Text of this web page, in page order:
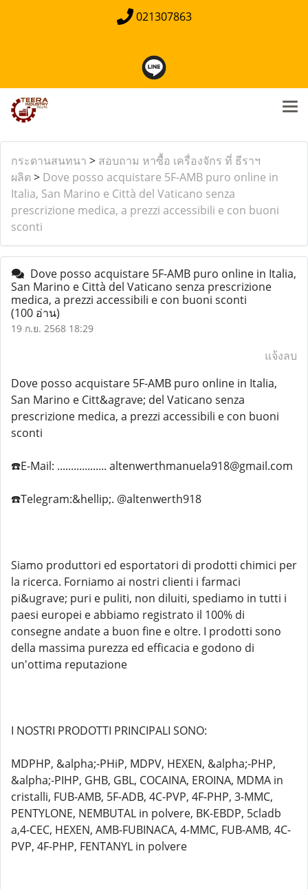
021307863
กระดานสนทนา > สอบถาม หาซื้อ เครื่องจักร ที่ ธีราฯ
ผลิต > Dove posso acquistare 5F-AMB puro online in
Italia, San Marino e Città del Vaticano senza
prescrizione medica, a prezzi accessibili e con buoni
sconti
Dove posso acquistare 5F-AMB puro online in Italia,
San Marino e Città del Vaticano senza prescrizione
medica, a prezzi accessibili e con buoni sconti
(100 อ่าน)
19 ก.ย. 2568 18:29
แจ้งลบ
Dove posso acquistare 5F-AMB puro online in Italia,
San Marino e Citt&agrave; del Vaticano senza
prescrizione medica, a prezzi accessibili e con buoni
sconti
☎️E-Mail: .................. altenwerthmanuela918@gmail.com
☎️Telegram:&hellip;. @altenwerth918
Siamo produttori ed esportatori di prodotti chimici per
la ricerca. Forniamo ai nostri clienti i farmaci
pi&ugrave; puri e puliti, non diluiti, spediamo in tutti i
paesi europei e abbiamo registrato il 100% di
consegne andate a buon fine e oltre. I prodotti sono
della massima purezza ed efficacia e godono di
un'ottima reputazione
I NOSTRI PRODOTTI PRINCIPALI SONO:
MDPHP, &alpha;-PHiP, MDPV, HEXEN, &alpha;-PHP,
&alpha;-PIHP, GHB, GBL, COCAINA, EROINA, MDMA in
cristalli, FUB-AMB, 5F-ADB, 4C-PVP, 4F-PHP, 3-MMC,
PENTYLONE, NEMBUTAL in polvere, BK-EBDP, 5cladb
a,4-CEC, HEXEN, AMB-FUBINACA, 4-MMC, FUB-AMB, 4C-
PVP, 4F-PHP, FENTANYL in polvere